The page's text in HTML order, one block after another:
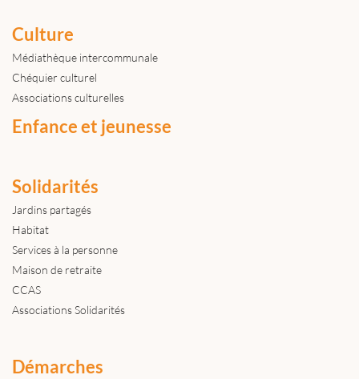
Culture
Médiathèque intercommunale
Chéquier culturel
Associations culturelles
Enfance et jeunesse
Solidarités
Jardins partagés
Habitat
Services à la personne
Maison de retraite
CCAS
Associations Solidarités
Démarches